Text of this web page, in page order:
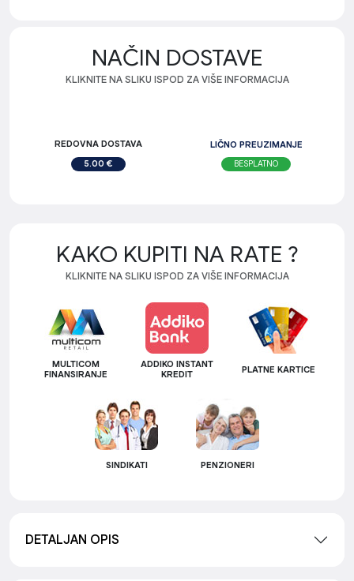
NAČIN DOSTAVE
KLIKNITE NA SLIKU ISPOD ZA VIŠE INFORMACIJA
REDOVNA DOSTAVA
5.00 €
LIČNO PREUZIMANJE
BESPLATNO
KAKO KUPITI NA RATE ?
KLIKNITE NA SLIKU ISPOD ZA VIŠE INFORMACIJA
MULTICOM
FINANSIRANJE
ADDIKO INSTANT
KREDIT
PLATNE KARTICE
SINDIKATI PENZIONERI
DETALJAN OPIS